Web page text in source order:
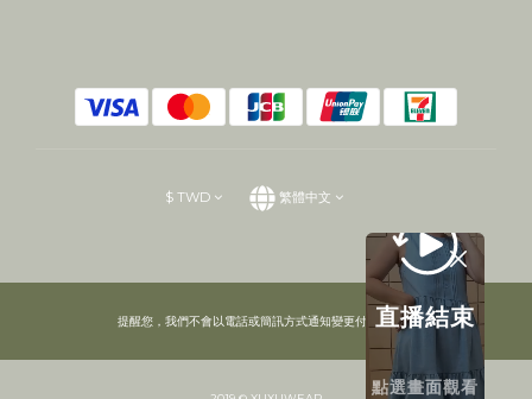
$ TWD 繁體中文
提醒您，我們不會以電話或簡訊方式通知變更付款方式。直播結束
點選畫面觀看